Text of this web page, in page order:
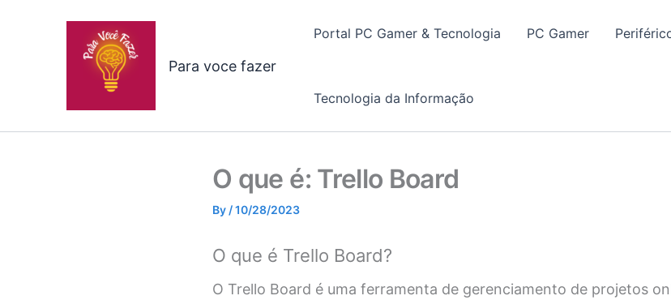
Para voce fazer
Portal PC Gamer & Tecnologia PC Gamer
Tecnologia da Informação
O que é: Trello Board
By /10/28/2023
O que é Trello Board?
O Trello Board é uma ferramenta de gerenciamento de projetos